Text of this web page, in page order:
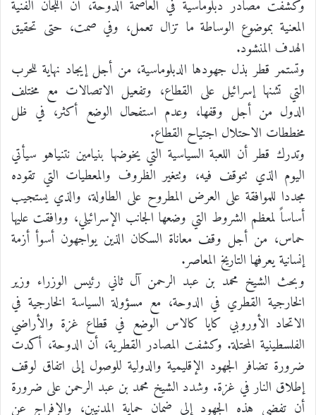
وكشفت مصادر دبلوماسية في العاصمة الدوحة، أن اللجان الفنية
المعنية بموضوع الوساطة ما تزال تعمل، وفي صمت، حتى تحقيق
الهدف المنشود.
وتستمر قطر بذل جهودها الدبلوماسية، من أجل إيجاد نهاية للحرب
التي تشنها إسرائيل على القطاع، وتفعيل الاتصالات مع مختلف
الدول من أجل وقفها، وعدم استفحال الوضع أكثر، في ظل
مخططات الاحتلال اجتياح القطاع.
وتدرك قطر أن اللعبة السياسية التي يخوضها بنيامين نتنياهو سيأتي
اليوم الذي تتوقف فيه، وتتغير الظروف والمعطيات التي تقوده
مجددا للموافقة على العرض المطروح على الطاولة، والذي يستجيب
أساساً لمعظم الشروط التي وضعها الجانب الإسرائيلي، ووافقت عليها
حماس، من أجل وقف معاناة السكان الذين يواجهون أسوأ أزمة
إنسانية يعرفها التاريخ المعاصر.
وبحث الشيخ محمد بن عبد الرحمن آل ثاني رئيس الوزراء وزير
الخارجية القطري في الدوحة، مع مسؤولة السياسة الخارجية في
الاتحاد الأوروبي كايا كالاس الوضع في قطاع غزة والأراضي
الفلسطينية المحتلة. وكشفت المصادر القطرية، أن الدوحة، أكدت
ضرورة تضافر الجهود الإقليمية والدولية للوصول إلى اتفاق لوقف
إطلاق النار في غزة. وشدد الشيخ محمد بن عبد الرحمن على ضرورة
أن تفضي هذه الجهود إلى ضمان حماية المدنيين، والإفراج عن